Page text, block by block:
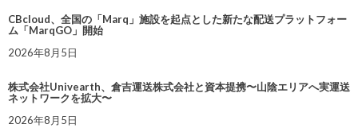
CBcloud、全国の「Marq」施設を起点とした新たな配送プラットフォー
ム「MarqGO」開始
2026年8月5日
株式会社Univearth、倉吉運送株式会社と資本提携〜山陰エリアへ実運送
ネットワークを拡大〜
2026年8月5日